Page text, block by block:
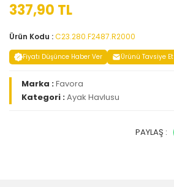
337,90 TL
Ürün Kodu :C23.280.F2487.R2000
Fiyatı Düşünce Haber Ver Ürünü Tavsiye Et
Marka :Favora
Kategori :Ayak Havlusu
PAYLAŞ :